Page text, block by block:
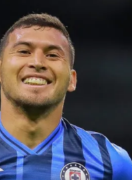
Juanfer Quintero
Chacho Coudet
Ex River